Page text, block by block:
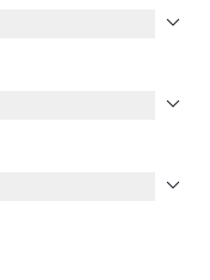
expand_more
expand_more
expand_more